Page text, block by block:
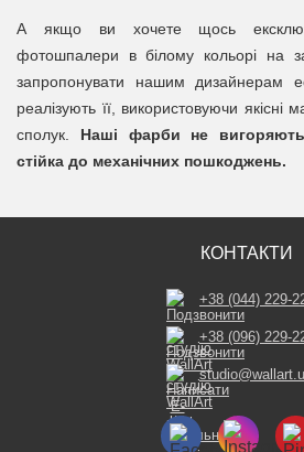
А якщо ви хочете щось
фотошпалери в білому кольорі на
запропонувати нашим дизайнерам
реалізують її, використовуючи якісні
сполук.
Наші фарби не
стійка до механічних пошкоджень.
КОНТАКТИ
+38 (044) 229-
+38 (096) 229-